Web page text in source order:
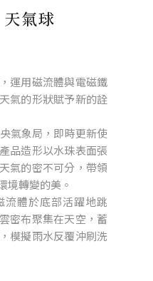
氣球
運用磁流體與電磁鐵
氣的形狀賦予新的詮
氣象局，即時更新使
品造形以水珠表面張
氣的密不可分，帶領
境轉變的美。
流體於底部活躍地跳
密布聚集在天空，蓄
模擬雨水反覆沖刷洗